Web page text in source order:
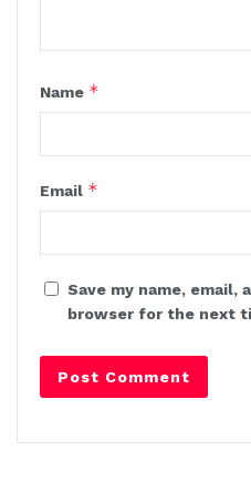
Name *
Email *
Save my name, email,
browser for the next